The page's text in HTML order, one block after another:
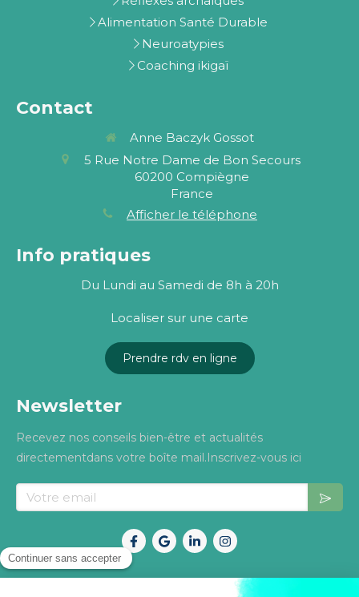
Alimentation Santé Durable
Neuroatypies
Coaching ikigaï
Contact
Anne Baczyk Gossot
5 Rue Notre Dame de Bon Secours
60200 Compiègne
France
Afficher le téléphone
Info pratiques
Du Lundi au Samedi de 8h à 20h
Localiser sur une carte
Prendre rdv en ligne
Newsletter
Recevez nos conseils bien-être et actualités
directementdans votre boîte mail.Inscrivez-vous ici
Votre email